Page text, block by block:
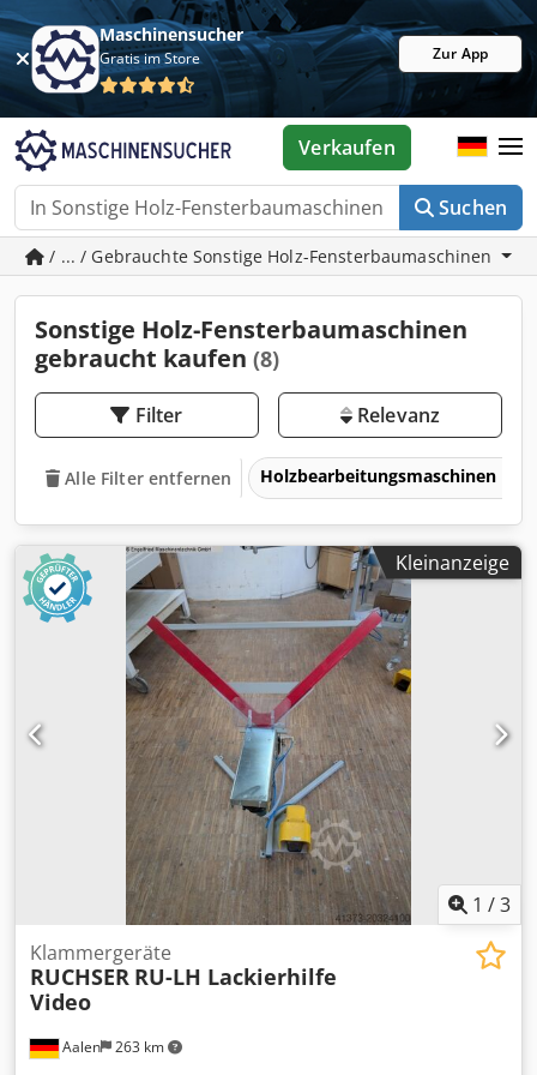
Maschinensucher
Gratis im Store Zur App
Suchen
Verkaufen
/ ... / Gebrauchte Sonstige Holz-Fensterbaumaschinen
Sonstige Holz-Fensterbaumaschinen
gebraucht kaufen (8)
Filter Relevanz
Alle Filter entfernen Holzbearbeitungsmaschinen
Kleinanzeige
1 /3
Aalen 263 km
Klammergeräte
RUCHSER RU-LH Lackierhilfe
Video